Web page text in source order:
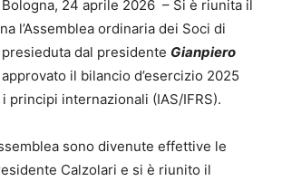
24 aprile 2026 – Si è riunita il
l’Assemblea ordinaria dei Soci di
presieduta dal presidente Gianpiero
il bilancio d’esercizio 2025
principi internazionali (IAS/IFRS).
sono divenute effettive le
Calzolari e si è riunito il